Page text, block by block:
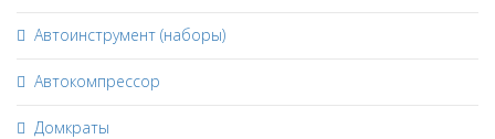
Автоинструмент (наборы)
Автокомпрессор
Домкраты